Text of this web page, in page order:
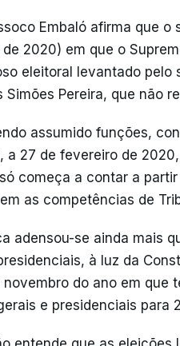
Embaló afirma que
2020) em que o
eleitoral levantado pelo
Simões Pereira, que não
assumido funções,
a 27 de fevereiro de
começa a contar a
as competências de
adensou-se ainda mais
à luz da
novembro do ano em que
e presidenciais para